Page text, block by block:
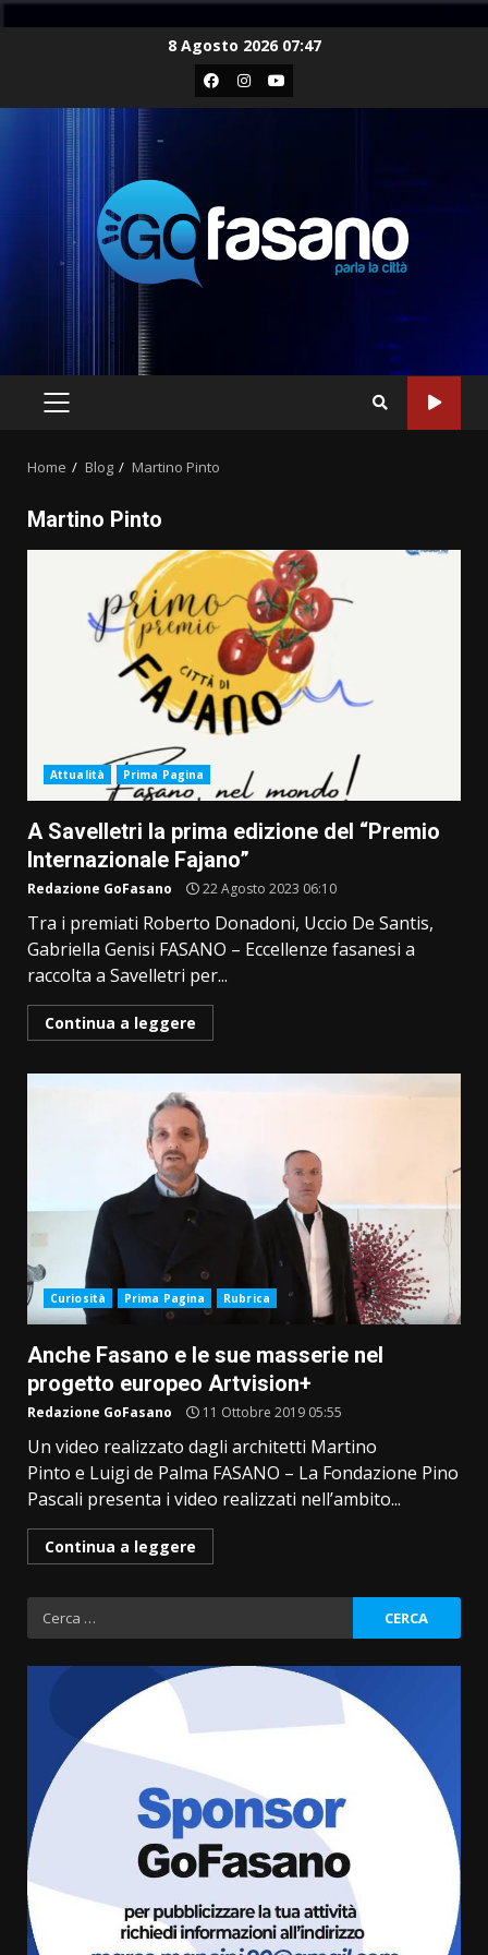
8 Agosto 2026 07:47
Facebook
Instagram
Youtube
PRIMARY
Home Blog Martino Pinto
Martino Pinto
Attualità Prima Pagina
A Savelletri la prima edizione del “Premio
Internazionale Fajano”
Redazione GoFasano 22 Agosto 2023 06:10
Tra i premiati Roberto Donadoni, Uccio De Santis,
Gabriella Genisi FASANO – Eccellenze fasanesi a
raccolta a Savelletri per...
Continua a leggere
Curiosità Prima Pagina Rubrica
Anche Fasano e le sue masserie nel
progetto europeo Artvision+
Redazione GoFasano 11 Ottobre 2019 05:55
Un video realizzato dagli architetti Martino
Pinto e Luigi de Palma FASANO – La Fondazione Pino
Pascali presenta i video realizzati nell’ambito...
Continua a leggere
Ricerca
per:
Fasanese ferito a colpi di arma
da fuoco
6 Agosto 2026 18:13